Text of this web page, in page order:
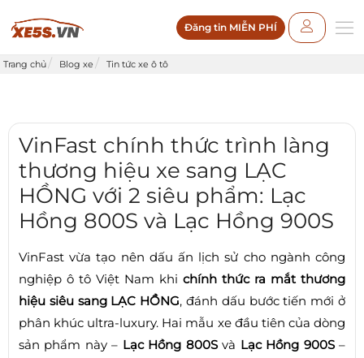
Đăng tin MIỄN PHÍ
Trang chủ Blog xe Tin tức xe ô tô
VinFast chính thức trình làng
thương hiệu xe sang LẠC
HỒNG với 2 siêu phẩm: Lạc
Hồng 800S và Lạc Hồng 900S
VinFast vừa tạo nên dấu ấn lịch sử cho ngành công
nghiệp ô tô Việt Nam khi chính thức ra mắt thương
hiệu siêu sang LẠC HỒNG, đánh dấu bước tiến mới ở
phân khúc ultra-luxury. Hai mẫu xe đầu tiên của dòng
sản phẩm này – Lạc Hồng 800Svà Lạc Hồng 900S–